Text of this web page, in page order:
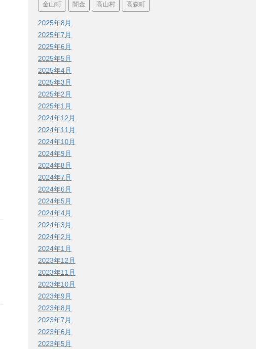
金山町 闇金 高山村 高森町
2025年8月
2025年7月
2025年6月
2025年5月
2025年4月
2025年3月
2025年2月
2025年1月
2024年12月
2024年11月
2024年10月
2024年9月
2024年8月
2024年7月
2024年6月
2024年5月
2024年4月
2024年3月
2024年2月
2024年1月
2023年12月
2023年11月
2023年10月
2023年9月
2023年8月
2023年7月
2023年6月
2023年5月